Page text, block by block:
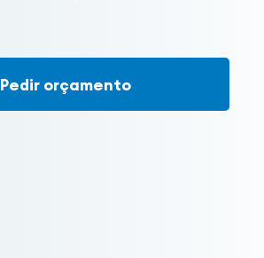
Pedir orçamento